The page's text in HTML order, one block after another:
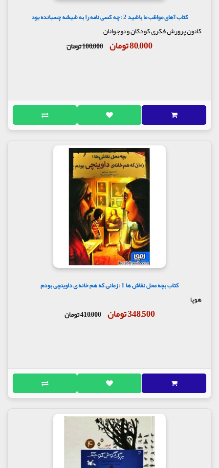
کتاب آهای مواظب ما باشید 2 : چه کسی نامه را به شیشه چسبانده بود
کانون پرورش فکری کودکان و نوجوانان
80,000 تومان 100,000 تومان
کتاب بچه محل نقاش ها 1 : زمانی که هم خانه ی داوینچی بودم
هوپا
348,500 تومان 410,000 تومان